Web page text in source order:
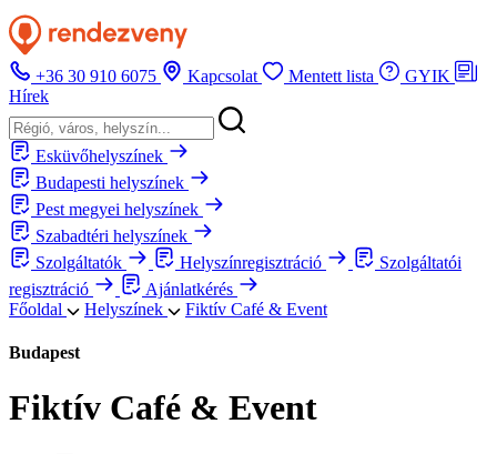
+36 30 910 6075 Kapcsolat Mentett lista
GYIK
Hírek
Esküvőhelyszínek
Budapesti helyszínek
Pest megyei helyszínek
Szabadtéri helyszínek
Szolgáltatók
Helyszínregisztráció
Szolgáltatói
regisztráció
Ajánlatkérés
Főoldal
Helyszínek Fiktív Café & Event
Budapest
Fiktív Café & Event